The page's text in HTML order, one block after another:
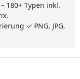
180+ Typen inkl.
✓ PNG, JPG,